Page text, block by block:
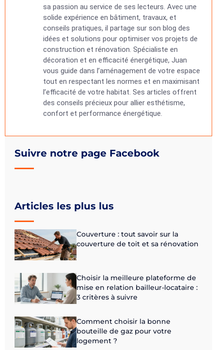
Suivre notre page Facebook
Articles les plus lus
Couverture : tout savoir sur la
couverture de toit et sa rénovation
Choisir la meilleure plateforme de
mise en relation bailleur-locataire :
3 critères à suivre
Comment choisir la bonne
bouteille de gaz pour votre
logement ?
sa passion au service de ses lecteurs. Avec une
solide expérience en bâtiment, travaux, et
conseils pratiques, il partage sur son blog des
idées et solutions pour optimiser vos projets de
construction et rénovation. Spécialiste en
décoration et en efficacité énergétique, Juan
vous guide dans l’aménagement de votre espace
tout en respectant les normes et en maximisant
l’efficacité de votre habitat. Ses articles offrent
des conseils précieux pour allier esthétisme,
confort et performance énergétique.